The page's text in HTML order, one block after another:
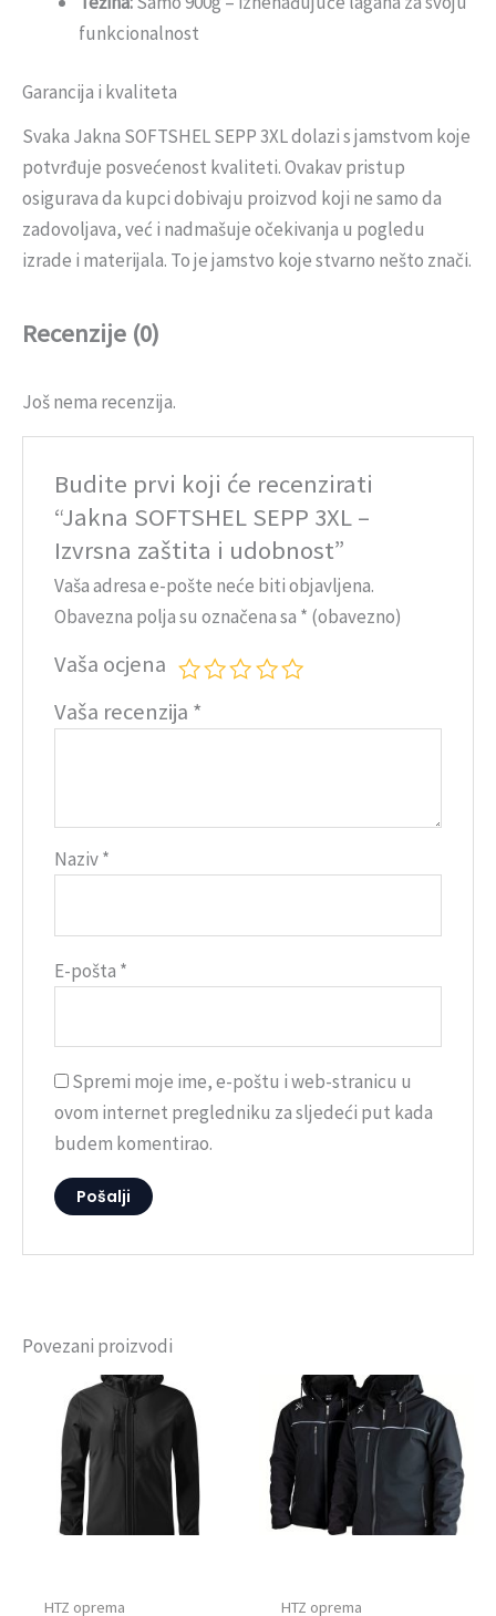
funkcionalnost
Garancija i kvaliteta
Svaka Jakna SOFTSHEL SEPP 3XL dolazi s jamstvom koje
potvrđuje posvećenost kvaliteti. Ovakav pristup
osigurava da kupci dobivaju proizvod koji ne samo da
zadovoljava, već i nadmašuje očekivanja u pogledu
izrade i materijala. To je jamstvo koje stvarno nešto znači.
Recenzije (0)
Još nema recenzija.
Budite prvi koji će recenzirati
“Jakna SOFTSHEL SEPP 3XL –
Izvrsna zaštita i udobnost”
Vaša adresa e-pošte neće biti objavljena.
Obavezna polja su označena sa * (obavezno)
Vaša ocjena
Vaša recenzija *
Naziv*
E-pošta *
Spremi moje ime, e-poštu i web-stranicu u
ovom internet pregledniku za sljedeći put kada
budem komentirao.
Povezani proizvodi
HTZ oprema HTZ oprema